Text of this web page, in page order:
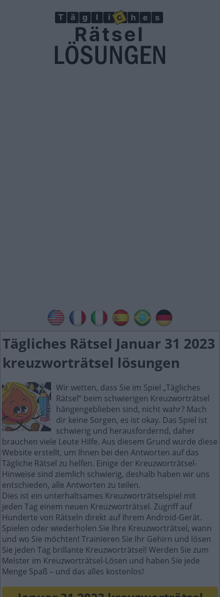
Tägliches Rätsel Januar 31 2023
kreuzworträtsel lösungen
Wir wetten, dass Sie im Spiel „Tägliches
Rätsel“ beim schwierigen Kreuzworträtsel
hängengeblieben sind, nicht wahr? Mach
dir keine Sorgen, es ist okay. Das Spiel ist
schwierig und herausfordernd, daher
brauchen viele Leute Hilfe. Aus diesem Grund wurde diese
Website erstellt, um Ihnen bei den Antworten auf das
Tägliche Rätsel zu helfen. Einige der Kreuzworträtsel-
Hinweise sind ziemlich schwierig, deshalb haben wir uns
entschieden, alle Antworten zu teilen.
Dies ist ein unterhaltsames Kreuzworträtselspiel mit
jeden Tag einem neuen Kreuzworträtsel. Zugriff auf
Hunderte von Rätseln direkt auf Ihrem Android-Gerät.
Spielen oder wiederholen Sie Ihre Kreuzworträtsel, wann
und wo Sie möchten! Trainieren Sie Ihr Gehirn und lösen
Sie jeden Tag brillante Kreuzworträtsel! Werden Sie zum
Meister im Kreuzworträtsel-Lösen und haben Sie jede
Menge Spaß – und das alles kostenlos!